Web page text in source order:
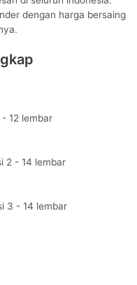
dengan harga bersaing
- 12 lembar
2 - 14 lembar
3 - 14 lembar